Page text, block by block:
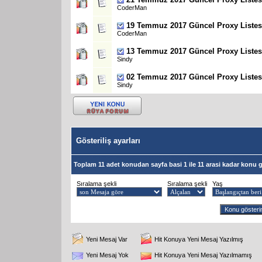
CoderMan
19 Temmuz 2017 Güncel Proxy
CoderMan
13 Temmuz 2017 Güncel Proxy
Sindy
02 Temmuz 2017 Güncel Proxy
Sindy
Gösteriliş ayarları
Toplam 11 adet konudan sayfa basi 1 ile 11 arasi kadar konu
Sıralama şekli Sıralama şekli Yaş
Yeni Mesaj Var Hit Konuya Yeni Mesaj Yazılmış
Yeni Mesaj Yok Hit Konuya Yeni Mesaj Yazılmamış